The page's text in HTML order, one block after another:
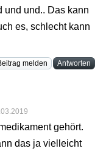
und und.. Das kann
es, schlecht kann
melden Antworten
gehört.
das ja vielleicht